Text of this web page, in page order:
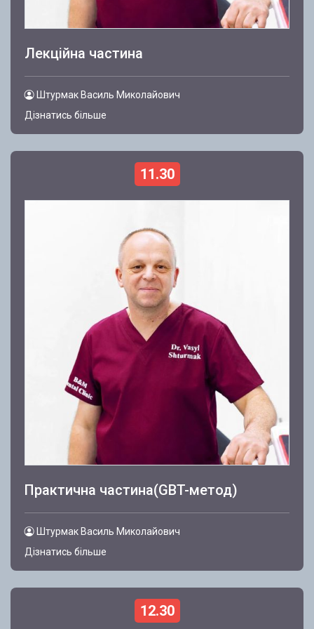
Лекційна частина
Штурмак Василь Миколайович
Дізнатись більше
11.30
Практична частина(GBT-метод)
Штурмак Василь Миколайович
Дізнатись більше
12.30